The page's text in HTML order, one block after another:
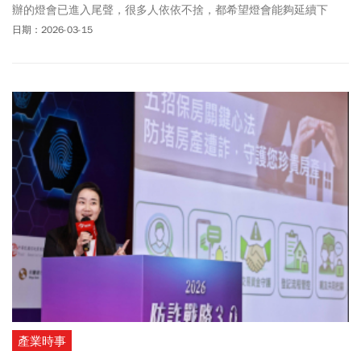
辦的燈會已進入尾聲，很多人依依不捨，都希望燈會能夠延續下
去！不過翁章梁縣長堅持回歸縣政，到15日閉幕，為半個月來的盛
日期：2026-03-15
產業時事